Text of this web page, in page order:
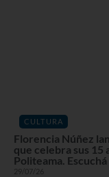
CULTURA
Florencia Núñez
que celebra sus 15
Politeama.
29/07/26